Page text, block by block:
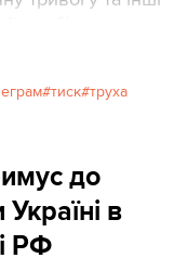
почала
закликати
тиск труха
до
в
РФ